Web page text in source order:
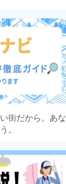
街だから。あな
。